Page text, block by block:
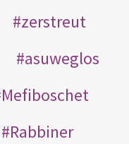
zerstreut
asuweglos
Mefiboschet
Rabbiner